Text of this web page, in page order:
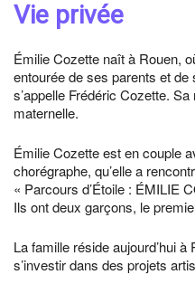
Vie privée
Émilie Cozette naît à Rouen,
entourée de ses parents et
s’appelle Frédéric Cozette.
maternelle.
Émilie Cozette est en couple
chorégraphe, qu’elle a
« Parcours d’Étoile : ÉMILIE
Ils ont deux garçons, le
La famille réside aujourd’hui
s’investir dans des projets